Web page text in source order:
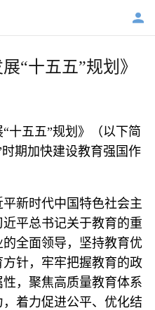
“十五五”规划》
十五五”规划》（以下简
期加快建设教育强国作
平新时代中国特色社会主
平总书记关于教育的重
全面领导，坚持教育优
针，牢牢把握教育的政
，聚焦高质量教育体系
着力促进公平、优化结